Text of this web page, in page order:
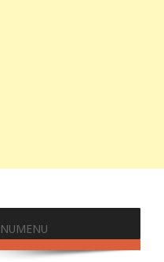
MENU